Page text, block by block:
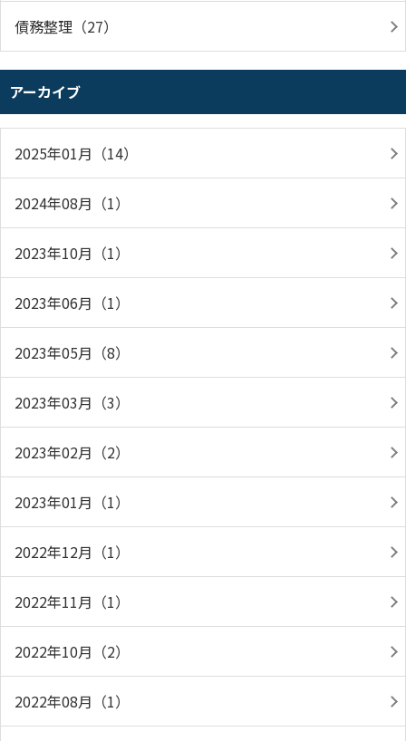
債務整理（27）
アーカイブ
2025年01月（14）
2024年08月（1）
2023年10月（1）
2023年06月（1）
2023年05月（8）
2023年03月（3）
2023年02月（2）
2023年01月（1）
2022年12月（1）
2022年11月（1）
2022年10月（2）
2022年08月（1）